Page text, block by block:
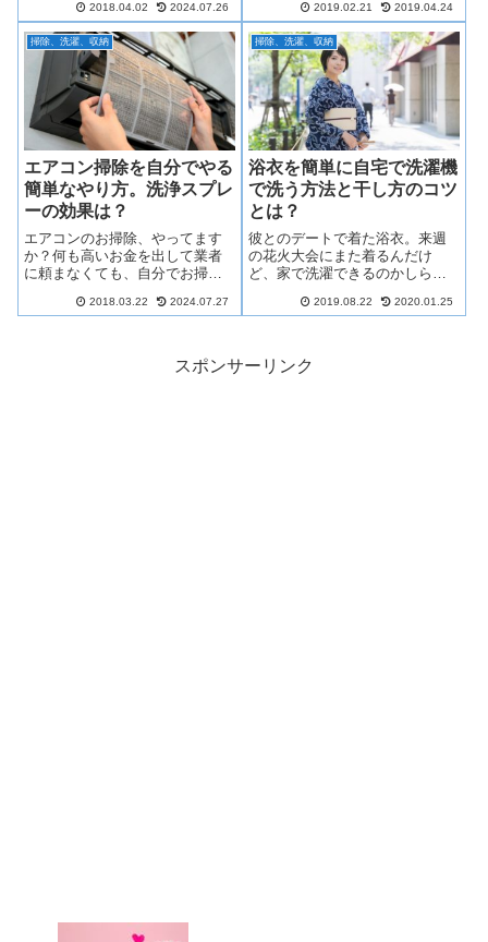
へ、浴衣の簡単な洗濯方法を伝
授します。浴衣は実は、家で簡
単に洗濯機で洗えるんですよ。
2018.04.02 2024.07.26
どうのように保管されています
か？年賀状って、毎年増えてい
くものなので放っておくと大変
なことに……。今回は、増え続
ける年賀状を、おしゃれにスッ
キリ収納する方法をご紹介しち
ゃいます！
2019.02.21 2019.04.24
掃除、洗濯、収納
エアコン掃除を自分でやる
簡単なやり方。洗浄スプレ
ーの効果は？
エアコンのお掃除、やってます
か？何も高いお金を出して業者
に頼まなくても、自分でお掃除
よ。このページでは、１人でも
ーの使い方についてもお伝えし
2018.03.22 2024.07.27
掃除、洗濯、収納
浴衣を簡単に自宅で洗濯機
で洗う方法と干し方のコツ
とは？
彼とのデートで着た浴衣。来週
の花火大会にまた着るんだけ
ど、家で洗濯できるのかしら？
へ、浴衣の簡単な洗濯方法を伝
2019.08.22 2020.01.25
スポンサーリンク